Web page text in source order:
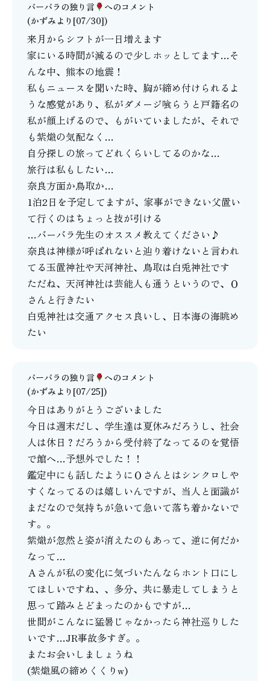
バーバラの独り言
へのコメント
(かずみより[07/30])
来月からシフトが一日増えます
家にいる時間が減るので少しホッとしてます…そ
んな中、熊本の地震！
私もニュースを聞いた時、胸が締め付けられるよ
うな感覚があり、私がダメージ喰らうと戸籍名の
私が顔上げるので、もがいていましたが、それで
も紫熾の気配なく…
自分探しの旅ってどれくらいしてるのかな…
旅行は私もしたい…
奈良方面か鳥取か…
1泊2日を予定してますが、家事ができない父置い
て行くのはちょっと技が引ける
…バーバラ先生のオススメ教えてください♪
奈良は神様が呼ばれないと辿り着けないと言われ
てる玉置神社や天河神社、鳥取は白兎神社です
ただね、天河神社は芸能人も通うというので、Ｏ
さんと行きたい
白兎神社は交通アクセス良いし、日本海の海眺め
たい
バーバラの独り言
へのコメント
(かずみより[07/25])
今日はありがとうございました
今日は週末だし、学生達は夏休みだろうし、社会
人は休日？だろうから受付終了なってるのを覚悟
で館へ…予想外でした！！
鑑定中にも話したようにＯさんとはシンクロしや
すくなってるのは嬉しいんですが、当人と面識が
まだなので気持ちが急いて急いて落ち着かないで
す。。
紫熾が忽然と姿が消えたのもあって、逆に何だか
なって…
Ａさんが私の変化に気づいたんならホント口にし
てほしいですね、、多分、共に暴走してしまうと
思って踏みとどまったのかもですが…
世間がこんなに猛暑じゃなかったら神社巡りした
いです…JR事故多すぎ。。
またお会いしましょうね
(紫熾風の締めくくりw)